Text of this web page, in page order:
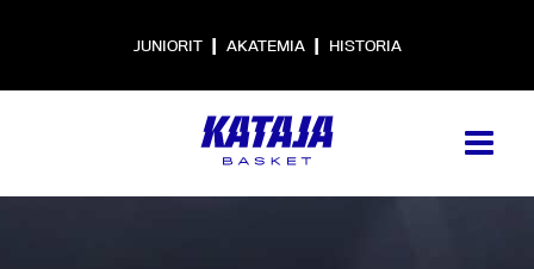
JUNIORIT | AKATEMIA | HISTORIA